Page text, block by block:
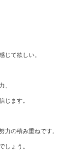
じて欲しい。
、
じます。
力の積み重ねです。
しょう。